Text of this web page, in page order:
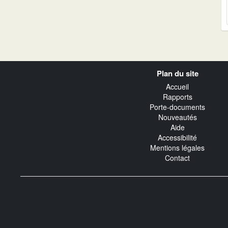
Plan du site
Accueil
Rapports
Porte-documents
Nouveautés
Aide
Accessibilité
Mentions légales
Contact